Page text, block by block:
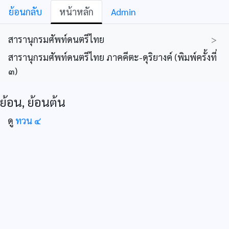
ย้อนกลับ หน้าหลัก Admin
สารานุกรมศัพท์ดนตรีไทย
>
สารานุกรมศัพท์ดนตรีไทย ภาคคีตะ-ดุริยางค์ (พิมพ์ครั้งที่
๓)
ย้อน, ย้อนต้น
ดู ทวน ๔